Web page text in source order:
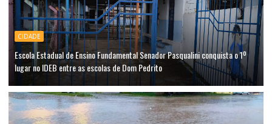
CIDADE
Escola Estadual de Ensino Fundamental Senador Pasqualini conquista o 1º
lugar no IDEB entre as escolas de Dom Pedrito